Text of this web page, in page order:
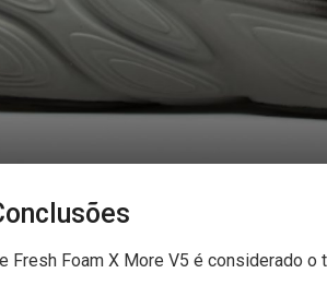
Fresh Foam X More V5 é considerado